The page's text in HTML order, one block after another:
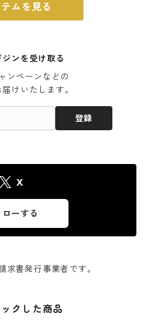
ムを見る
ンを受け取る
ンペーンなどの
けいたします。
登録
X
ローする
求書発行事業者です。
クした商品